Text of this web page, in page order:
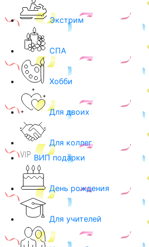
Экстрим
СПА
Хобби
Для двоих
Для коллег
ВИП подарки
День рождения
Для учителей